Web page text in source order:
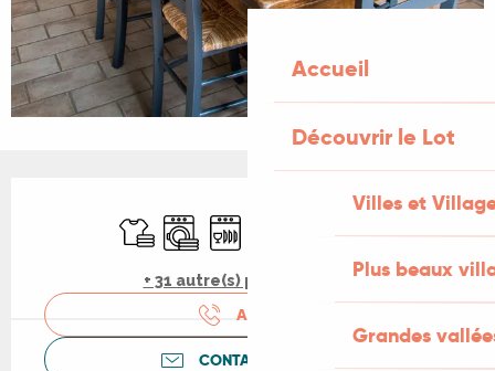
Accueil
Découvrir le Lot
Villes et
Plus beaux
Grandes
Ouverture et coordonnées
Draps et linge
Lave lingeLave vaisselle
+ 31 autre(s) prestation(s)
APPELER
CONTACTEZ-NOUS